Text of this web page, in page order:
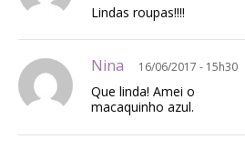
Lindas roupas!!!!
Nina 16/06/2017 - 15h30
Que linda! Amei o
macaquinho azul.